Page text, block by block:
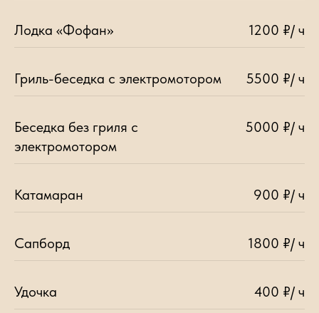
Лодка «Фофан» 1200 ₽/ ч
Гриль-беседка с электромотором 5500 ₽/ ч
Беседка без гриля с
электромотором
5000 ₽/ ч
Катамаран 900 ₽/ ч
Сапборд 1800 ₽/ ч
Удочка 400 ₽/ ч